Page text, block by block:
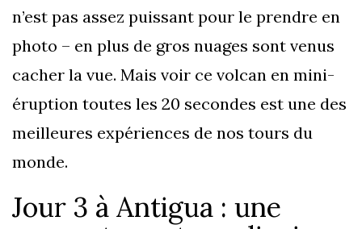
n’est pas assez puissant pour le prendre en
photo – en plus de gros nuages sont venus
cacher la vue. Mais voir ce volcan en mini-
éruption toutes les 20 secondes est une des
meilleures expériences de nos tours du
monde.
Jour 3 à Antigua : une